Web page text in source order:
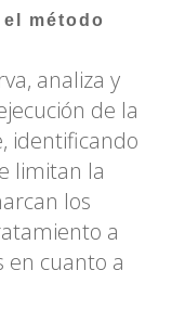
método
analiza y
de la
identificando
limitan la
los
a
en cuanto a